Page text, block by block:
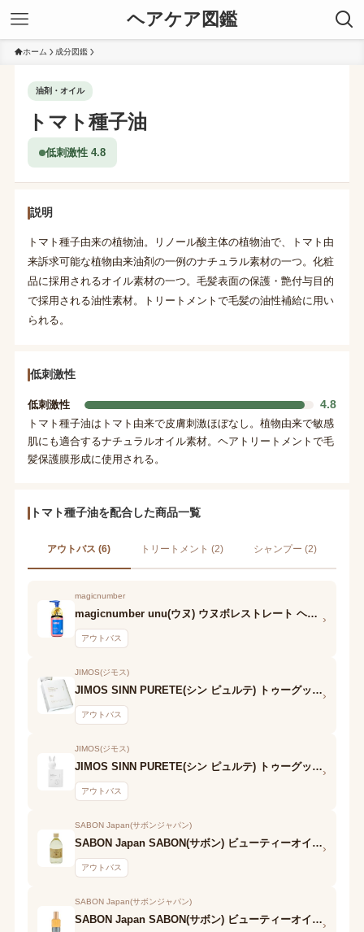
ヘアケア図鑑
ホーム 成分図鑑
油剤・オイル
トマト種子油
低刺激性 4.8
説明
トマト種子由来の植物油。リノール酸主体の植物油で、トマト由
来訴求可能な植物由来油剤の一例のナチュラル素材の一つ。化粧
品に採用されるオイル素材の一つ。毛髪表面の保護・艶付与目的
で採用される油性素材。トリートメントで毛髪の油性補給に用い
られる。
低刺激性
低刺激性 4.8
トマト種子油はトマト由来で皮膚刺激ほぼなし。植物由来で敏感
肌にも適合するナチュラルオイル素材。ヘアトリートメントで毛
髪保護膜形成に使用される。
トマト種子油を配合した商品一覧
アウトバス (6) トリートメント (2) シャンプー (2)
magicnumber
magicnumber unu(ウヌ) ウヌボレストレート ヘアミルク
アウトバス
›
JIMOS(ジモス)
JIMOS SINN PURETE(シン ピュルテ) トゥーグッド シルキースムースオイル / The Lullaby(子守唄)
アウトバス
›
JIMOS(ジモス)
JIMOS SINN PURETE(シン ピュルテ) トゥーグッド シルキースムースオイル / Luna Blanca(白い月)
アウトバス
›
SABON Japan(サボンジャパン)
SABON Japan SABON(サボン) ビューティーオイル パチュリ・ラベンダー・バニラ
アウトバス
›
SABON Japan(サボンジャパン)
SABON Japan SABON(サボン) ビューティーオイル デリケート・ジャスミン›